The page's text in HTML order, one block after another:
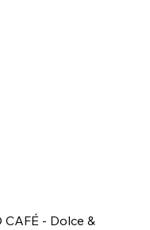
- Dolce &